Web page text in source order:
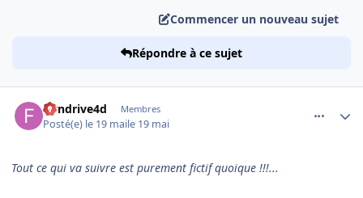
Commencer un nouveau sujet
Répondre à ce sujet
flyndrive4d Membres
Posté(e) le 19 maile 19 mai
Tout ce qui va suivre est purement fictif quoique !!!...